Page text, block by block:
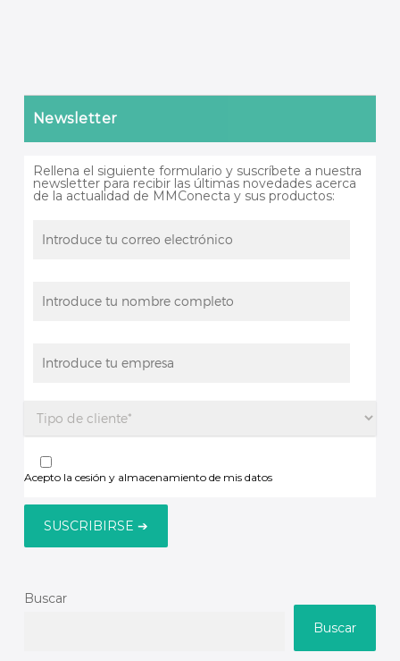
Newsletter
Rellena el siguiente formulario y suscríbete a nuestra
newsletter para recibir las últimas novedades acerca
de la actualidad de MMConecta y sus productos:
Acepto la cesión y almacenamiento de mis datos
Buscar
Buscar